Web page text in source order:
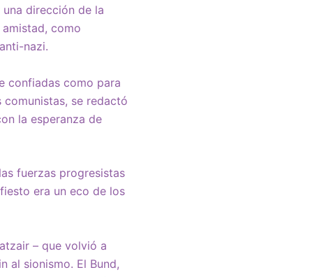
dirección de la
como
nazi.
confiadas como para
se redactó
la esperanza de
fuerzas progresistas
era un eco de los
– que volvió a
al sionismo. El Bund,